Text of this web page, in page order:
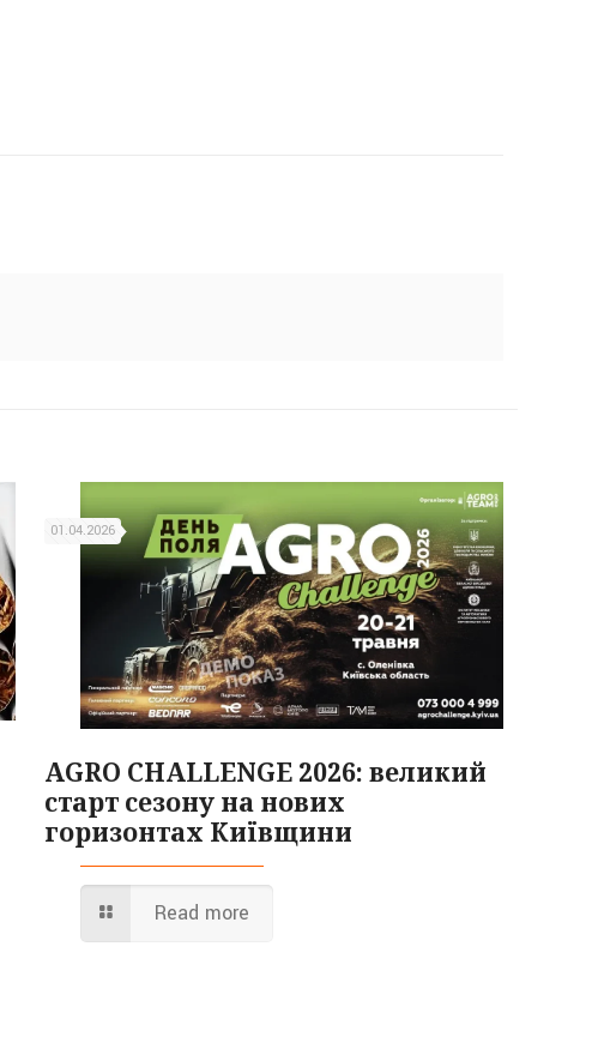
01.04.2026
AGRO CHALLENGE 2026: великий
старт сезону на нових
горизонтах Київщини
Read more